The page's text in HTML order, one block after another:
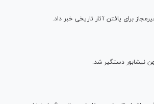
نیشابور دستگیر شد.